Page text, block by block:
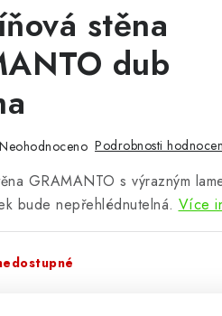
stěna
dub
Neohodnoceno Podrobnosti
GRAMANTO s výrazným
bude nepřehlédnutelná. Více